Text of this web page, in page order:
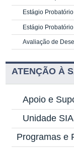
Estágio
Estágio
Avaliação de
ATENÇÃO À
Apoio e
Unidade
Programas e